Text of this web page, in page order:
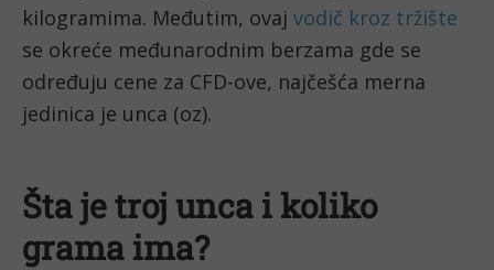
kilogramima. Međutim, ovaj vodič kroz tržište
se okreće međunarodnim berzama gde se
određuju cene za CFD-ove, najčešća merna
jedinica je unca (oz).
Šta je troj unca i koliko
grama ima?